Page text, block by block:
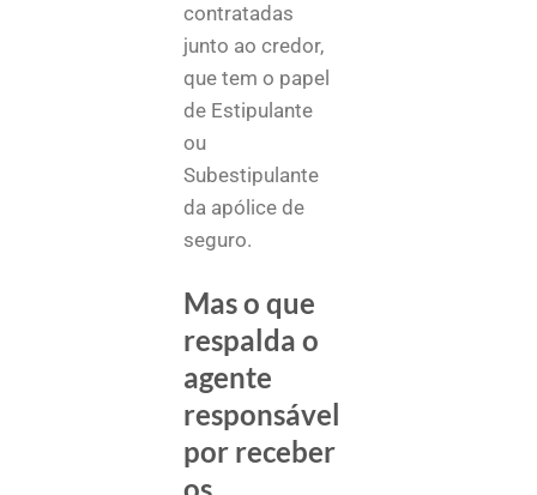
contratadas
junto ao credor,
que tem o papel
de Estipulante
ou
Subestipulante
da apólice de
seguro.
Mas o que
respalda o
agente
responsável
por receber